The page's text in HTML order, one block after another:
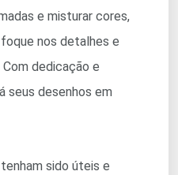
e misturar cores,
nos detalhes e
dedicação e
seus desenhos em
sido úteis e